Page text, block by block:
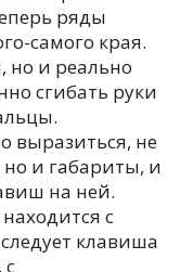
ряды
самого края.
но и реально
сгибать руки
выразиться, не
и габариты, и
на ней.
с
клавиша
с